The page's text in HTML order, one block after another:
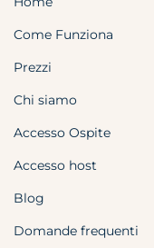
Come Funziona
Prezzi
Chi siamo
Accesso Ospite
Accesso host
Blog
Domande frequenti